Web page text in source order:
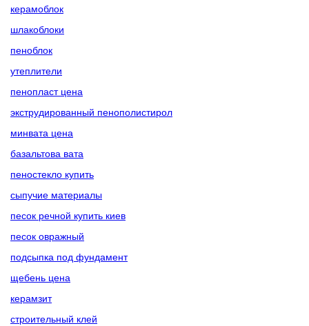
керамоблок
шлакоблоки
пеноблок
утеплители
пенопласт цена
экструдированный пенополистирол
минвата цена
базальтова вата
пеностекло купить
сыпучие материалы
песок речной купить киев
песок овражный
подсыпка под фундамент
щебень цена
керамзит
строительный клей